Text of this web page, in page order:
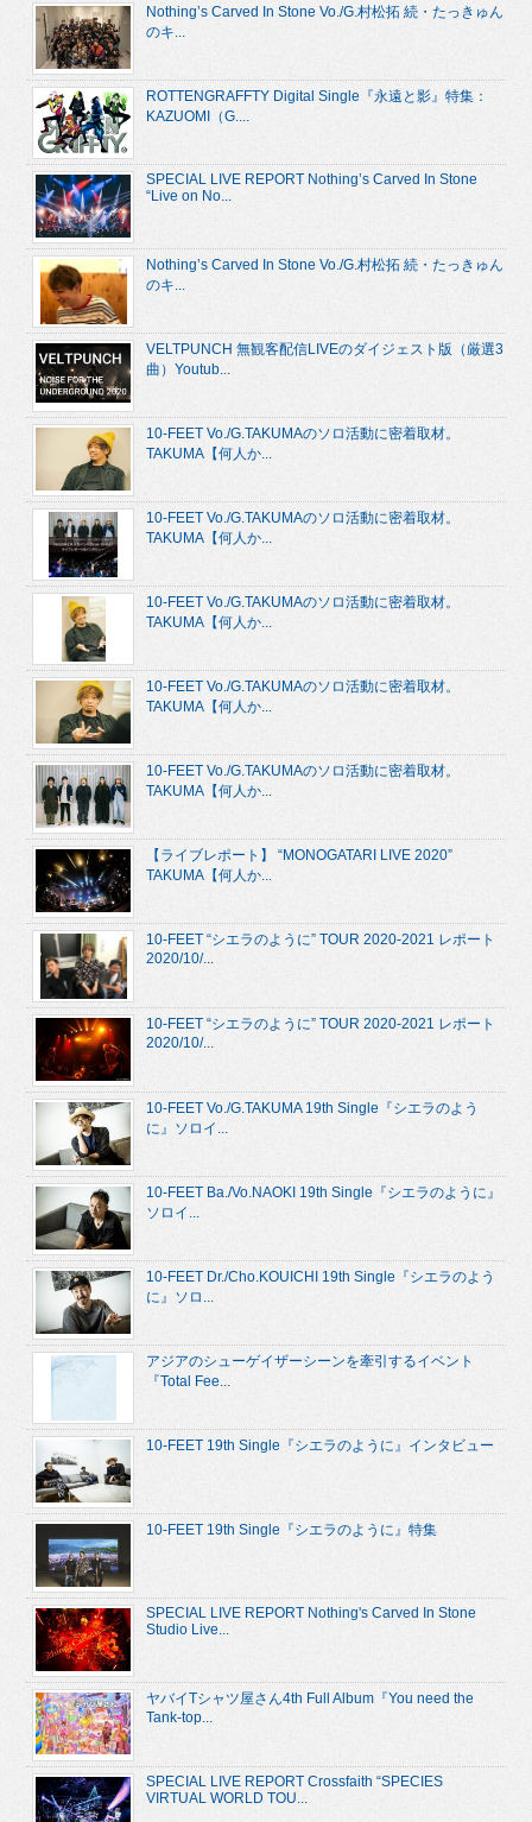
Nothing’s Carved In Stone Vo./G.村松拓 続・たっきゅん
のキ...
ROTTENGRAFFTY Digital Single『永遠と影』特集：
KAZUOMI（G....
SPECIAL LIVE REPORT Nothing’s Carved In Stone
“Live on No...
Nothing’s Carved In Stone Vo./G.村松拓 続・たっきゅん
のキ...
VELTPUNCH 無観客配信LIVEのダイジェスト版（厳選3
曲）Youtub...
10-FEET Vo./G.TAKUMAのソロ活動に密着取材。
TAKUMA【何人か...
10-FEET Vo./G.TAKUMAのソロ活動に密着取材。
TAKUMA【何人か...
10-FEET Vo./G.TAKUMAのソロ活動に密着取材。
TAKUMA【何人か...
10-FEET Vo./G.TAKUMAのソロ活動に密着取材。
TAKUMA【何人か...
10-FEET Vo./G.TAKUMAのソロ活動に密着取材。
TAKUMA【何人か...
【ライブレポート】 “MONOGATARI LIVE 2020”
TAKUMA【何人か...
10-FEET “シエラのように” TOUR 2020-2021 レポート
2020/10/...
10-FEET “シエラのように” TOUR 2020-2021 レポート
2020/10/...
10-FEET Vo./G.TAKUMA 19th Single『シエラのよう
に』ソロイ...
10-FEET Ba./Vo.NAOKI 19th Single『シエラのように』
ソロイ...
10-FEET Dr./Cho.KOUICHI 19th Single『シエラのよう
に』ソロ...
アジアのシューゲイザーシーンを牽引するイベント
『Total Fee...
10-FEET 19th Single『シエラのように』インタビュー
10-FEET 19th Single『シエラのように』特集
SPECIAL LIVE REPORT Nothing's Carved In Stone
Studio Live...
ヤバイTシャツ屋さん4th Full Album『You need the
Tank-top...
SPECIAL LIVE REPORT Crossfaith “SPECIES
VIRTUAL WORLD TOU...